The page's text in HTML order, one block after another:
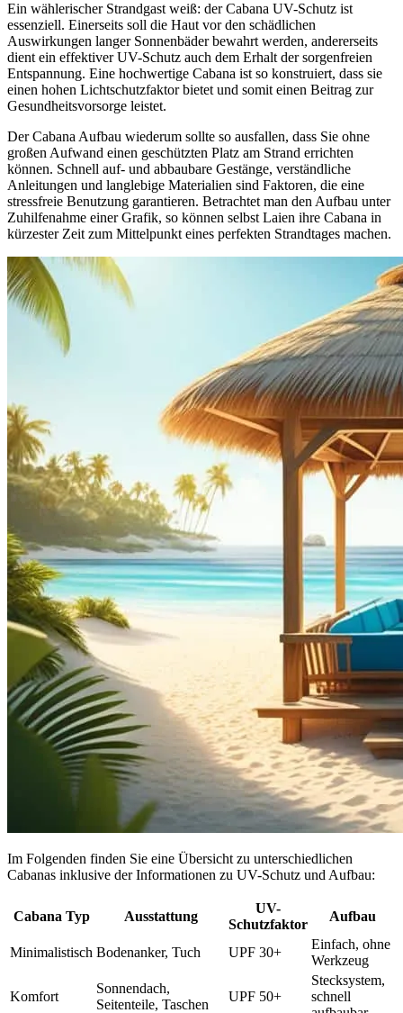
Ein wählerischer Strandgast weiß: der Cabana UV-Schutz ist
essenziell. Einerseits soll die Haut vor den schädlichen
Auswirkungen langer Sonnenbäder bewahrt werden, andererseits
dient ein effektiver UV-Schutz auch dem Erhalt der sorgenfreien
Entspannung. Eine hochwertige Cabana ist so konstruiert, dass sie
einen hohen Lichtschutzfaktor bietet und somit einen Beitrag zur
Gesundheitsvorsorge leistet.
Der Cabana Aufbau wiederum sollte so ausfallen, dass Sie ohne
großen Aufwand einen geschützten Platz am Strand errichten
können. Schnell auf- und abbaubare Gestänge, verständliche
Anleitungen und langlebige Materialien sind Faktoren, die eine
stressfreie Benutzung garantieren. Betrachtet man den Aufbau unter
Zuhilfenahme einer Grafik, so können selbst Laien ihre Cabana in
kürzester Zeit zum Mittelpunkt eines perfekten Strandtages machen.
Im Folgenden finden Sie eine Übersicht zu unterschiedlichen
Cabanas inklusive der Informationen zu UV-Schutz und Aufbau:
Cabana Typ Ausstattung
UV-
Schutzfaktor
Aufbau
Minimalistisch Bodenanker, Tuch UPF 30+
Einfach, ohne
Werkzeug
Komfort
Sonnendach,
Seitenteile, Taschen
UPF 50+
Stecksystem,
schnell